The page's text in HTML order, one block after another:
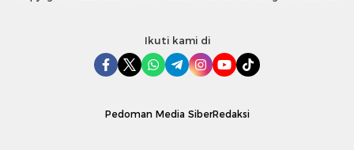
Ikuti kami di
Pedoman Media SiberRedaksi